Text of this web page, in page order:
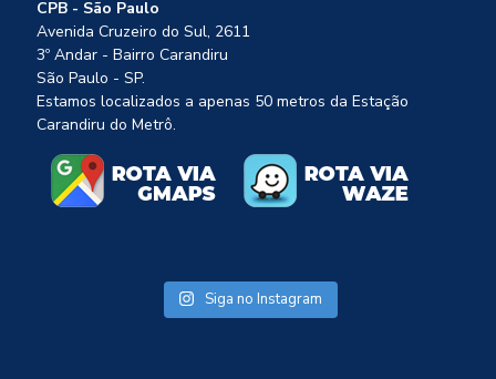
CPB - São Paulo
Avenida Cruzeiro do Sul, 2611
3º Andar - Bairro Carandiru
São Paulo - SP.
Estamos localizados a apenas 50 metros da Estação
Carandiru do Metrô.
Siga no Instagram